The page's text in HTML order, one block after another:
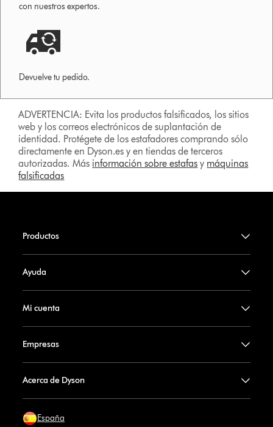
con nuestros expertos.
Devuelve tu pedido.
ADVERTENCIA: Evita los productos falsificados, los sitios
web y los correos electrónicos de suplantación de
identidad. Protégete de los estafadores comprando sólo
directamente en Dyson.es y en tiendas de terceros
autorizadas. Más información sobre estafas y máquinas
falsificadas
Productos
Ayuda
Mi cuenta
Empresas
Acerca de Dyson
España